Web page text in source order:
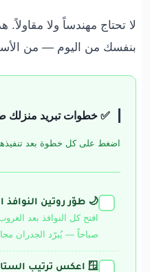
لا تحتاج مهندساً ولا
بنفسك من اليوم — من
✅ خطوات تبريد منزلك
اضغط على كل خطوة بعد تنفيذها
🌙 طوّر روتين النوافذ
صباحاً — يُبرّد الجدران
🪟 اعكس ترتيب